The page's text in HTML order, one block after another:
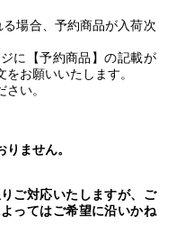
場合、予約商品が入荷次
に【予約商品】の記載が
お願いいたします。
さい。
ません。
ご対応いたしますが、ご
ってはご希望に沿いかね